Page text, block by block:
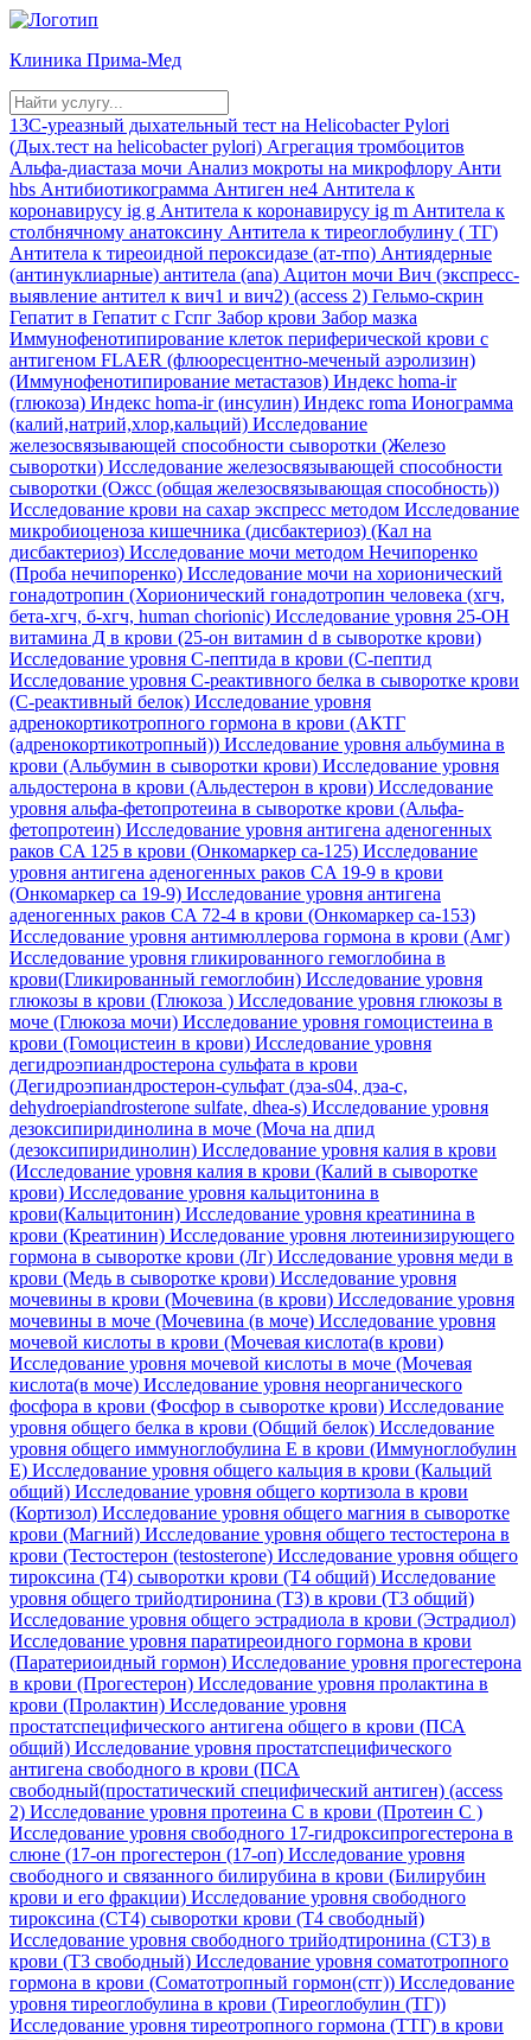
Клиника Прима-Мед
13С-уреазный дыхательный тест на Helicobacter Pylori
(Дых.тест на helicobacter pylori) Агрегация тромбоцитов
Альфа-диастаза мочи Анализ мокроты на микрофлору Анти
hbs Антибиотикограмма Антиген не4 Антитела к
коронавирусу ig g Антитела к коронавирусу ig m Антитела к
столбнячному анатоксину Антитела к тиреоглобулину ( ТГ)
Антитела к тиреоидной пероксидазе (ат-тпо) Антиядерные
(антинуклиарные) антитела (ana) Ацитон мочи Вич (экспресс-
выявление антител к вич1 и вич2) (access 2) Гельмо-скрин
Гепатит в Гепатит с Гспг Забор крови Забор мазка
Иммунофенотипирование клеток периферической крови с
антигеном FLAER (флюоресцентно-меченый аэролизин)
(Иммунофенотипирование метастазов) Индекс homa-ir
(глюкоза) Индекс homa-ir (инсулин) Индекс roma Ионограмма
(калий,натрий,хлор,кальций) Исследование
железосвязывающей способности сыворотки (Железо
сыворотки) Исследование железосвязывающей способности
сыворотки (Ожсс (общая железосвязывающая способность))
Исследование крови на сахар экспресс методом Исследование
микробиоценоза кишечника (дисбактериоз) (Кал на
дисбактериоз) Исследование мочи методом Нечипоренко
(Проба нечипоренко) Исследование мочи на хорионический
гонадотропин (Хорионический гонадотропин человека (хгч,
бета-хгч, б-хгч, human chorionic) Исследование уровня 25-OH
витамина Д в крови (25-он витамин d в сыворотке крови)
Исследование уровня C-пептида в крови (С-пептид
Исследование уровня C-реактивного белка в сыворотке крови
(С-реактивный белок) Исследование уровня
адренокортикотропного гормона в крови (АКТГ
(адренокортикотропный)) Исследование уровня альбумина в
крови (Альбумин в сыворотки крови) Исследование уровня
альдостерона в крови (Альдестерон в крови) Исследование
уровня альфа-фетопротеина в сыворотке крови (Альфа-
фетопротеин) Исследование уровня антигена аденогенных
раков CA 125 в крови (Онкомаркер са-125) Исследование
уровня антигена аденогенных раков CA 19-9 в крови
(Онкомаркер са 19-9) Исследование уровня антигена
аденогенных раков CA 72-4 в крови (Онкомаркер са-153)
Исследование уровня антимюллерова гормона в крови (Амг)
Исследование уровня гликированного гемоглобина в
крови(Гликированный гемоглобин) Исследование уровня
глюкозы в крови (Глюкоза ) Исследование уровня глюкозы в
моче (Глюкоза мочи) Исследование уровня гомоцистеина в
крови (Гомоцистеин в крови) Исследование уровня
дегидроэпиандростерона сульфата в крови
(Дегидроэпиандростерон-сульфат (дэа-s04, дэа-с,
dehydroepiandrosterone sulfate, dhea-s) Исследование уровня
дезоксипиридинолина в моче (Моча на дпид
(дезоксипиридинолин) Исследование уровня калия в крови
(Исследование уровня калия в крови (Калий в сыворотке
крови) Исследование уровня кальцитонина в
крови(Кальцитонин) Исследование уровня креатинина в
крови (Креатинин) Исследование уровня лютеинизирующего
гормона в сыворотке крови (Лг) Исследование уровня меди в
крови (Медь в сыворотке крови) Исследование уровня
мочевины в крови (Мочевина (в крови) Исследование уровня
мочевины в моче (Мочевина (в моче) Исследование уровня
мочевой кислоты в крови (Мочевая кислота(в крови)
Исследование уровня мочевой кислоты в моче (Мочевая
кислота(в моче) Исследование уровня неорганического
фосфора в крови (Фосфор в сыворотке крови) Исследование
уровня общего белка в крови (Общий белок) Исследование
уровня общего иммуноглобулина E в крови (Иммуноглобулин
Е) Исследование уровня общего кальция в крови (Кальций
общий) Исследование уровня общего кортизола в крови
(Кортизол) Исследование уровня общего магния в сыворотке
крови (Магний) Исследование уровня общего тестостерона в
крови (Тестостерон (testosterone) Исследование уровня общего
тироксина (Т4) сыворотки крови (Т4 общий) Исследование
уровня общего трийодтиронина (Т3) в крови (Т3 общий)
Исследование уровня общего эстрадиола в крови (Эстрадиол)
Исследование уровня паратиреоидного гормона в крови
(Паратериоидный гормон) Исследование уровня прогестерона
в крови (Прогестерон) Исследование уровня пролактина в
крови (Пролактин) Исследование уровня
простатспецифического антигена общего в крови (ПСА
общий) Исследование уровня простатспецифического
антигена свободного в крови (ПСА
свободный(простатический специфический антиген) (access
2) Исследование уровня протеина C в крови (Протеин С )
Исследование уровня свободного 17-гидроксипрогестерона в
слюне (17-он прогестерон (17-оп) Исследование уровня
свободного и связанного билирубина в крови (Билирубин
крови и его фракции) Исследование уровня свободного
тироксина (СТ4) сыворотки крови (Т4 свободный)
Исследование уровня свободного трийодтиронина (СТ3) в
крови (Т3 свободный) Исследование уровня соматотропного
гормона в крови (Соматотропный гормон(стг)) Исследование
уровня тиреоглобулина в крови (Тиреоглобулин (ТГ))
Исследование уровня тиреотропного гормона (ТТГ) в крови